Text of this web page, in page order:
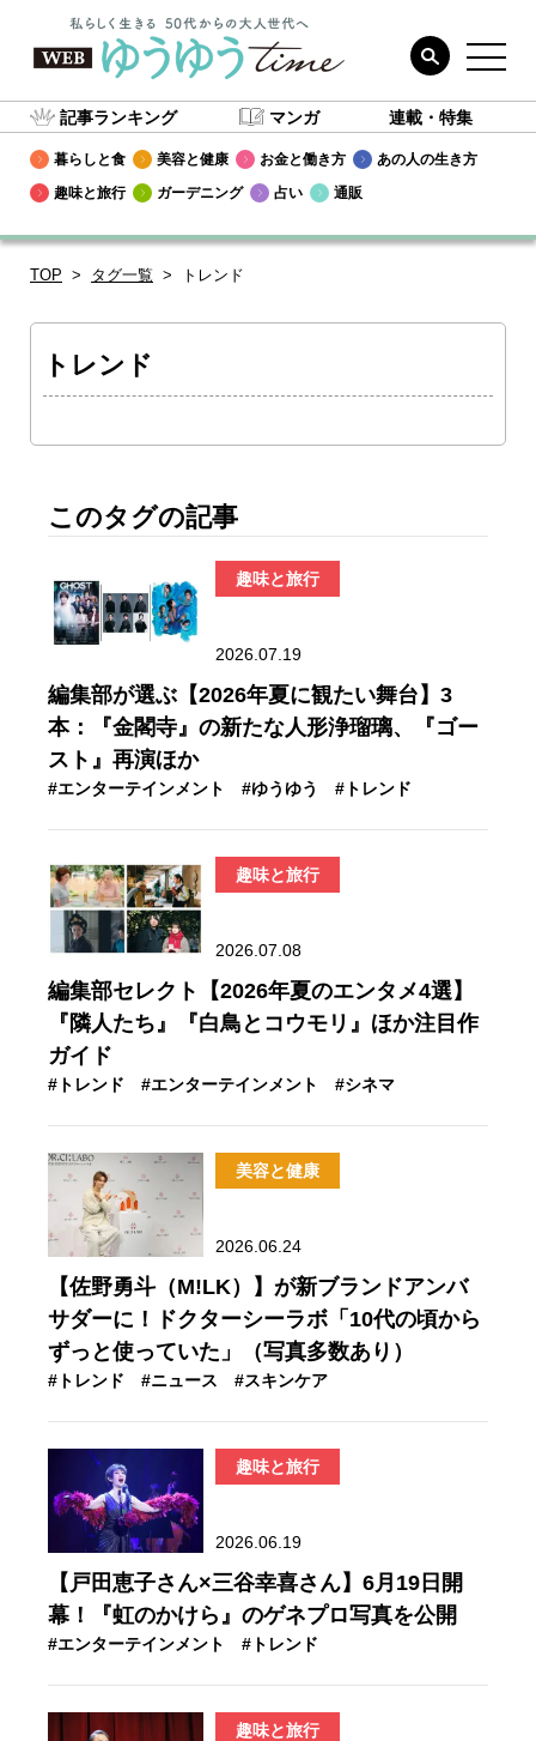
記事ランキング マンガ 連載・特集
暮らしと食 美容と健康 お金と働き方
あの人の生き方
趣味と旅行
ガーデニング 占い 通販
TOP タグ一覧 トレンド
トレンド
このタグの記事
趣味と旅行
2026.07.19
編集部が選ぶ【2026年夏に観たい舞台】3
本：『金閣寺』の新たな人形浄瑠璃、『ゴー
スト』再演ほか
#エンターテインメント #ゆうゆう #トレンド
趣味と旅行
2026.07.08
編集部セレクト【2026年夏のエンタメ4選】
『隣人たち』『白鳥とコウモリ』ほか注目作
ガイド
#トレンド #エンターテインメント #シネマ
美容と健康
2026.06.24
【佐野勇斗（M!LK）】が新ブランドアンバ
サダーに！ドクターシーラボ「10代の頃から
ずっと使っていた」（写真多数あり）
#トレンド #ニュース #スキンケア
趣味と旅行
2026.06.19
【戸田恵子さん×三谷幸喜さん】6月19日開
幕！『虹のかけら』のゲネプロ写真を公開
#エンターテインメント #トレンド
趣味と旅行